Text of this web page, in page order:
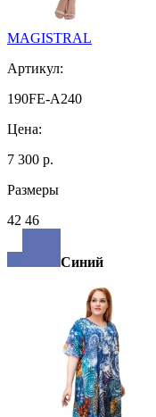
MAGISTRAL
Артикул:
190FE-A240
Цена:
7 300 р.
Размеры
42 46
Синий